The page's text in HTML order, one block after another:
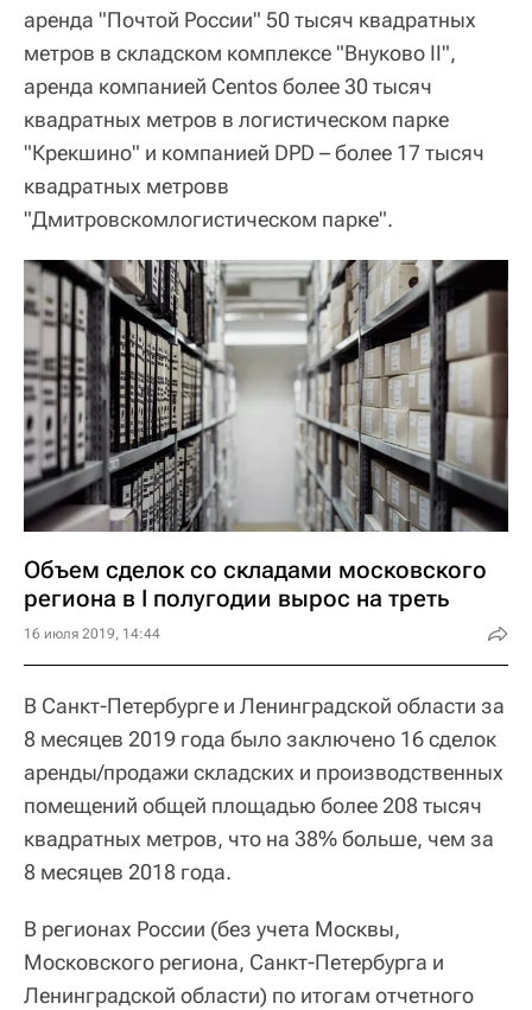
аренда "Почтой России" 50 тысяч квадратных
метров в складском комплексе "Внуково II",
аренда компанией Centos более 30 тысяч
квадратных метров в логистическом парке
"Крекшино" и компанией DPD – более 17 тысяч
квадратных метровв
"Дмитровскомлогистическом парке".
Объем сделок со складами московского
региона в I полугодии вырос на треть
16 июля 2019, 14:44
В Санкт-Петербурге и Ленинградской области за
8 месяцев 2019 года было заключено 16 сделок
аренды/продажи складских и производственных
помещений общей площадью более 208 тысяч
квадратных метров, что на 38% больше, чем за
8 месяцев 2018 года.
В регионах России (без учета Москвы,
Московского региона, Санкт-Петербурга и
Ленинградской области) по итогам отчетного